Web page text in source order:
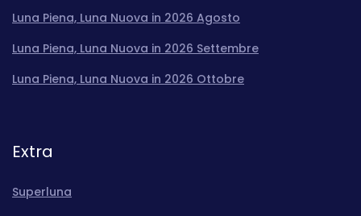
Luna Piena, Luna Nuova in 2026 Agosto
Luna Piena, Luna Nuova in 2026 Settembre
Luna Piena, Luna Nuova in 2026 Ottobre
Extra
Superluna